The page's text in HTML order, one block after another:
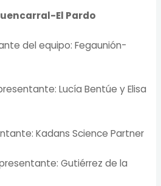
El Pardo
del equipo: Fegaunión-
Lucía Bentúe y Elisa
Kadans Science Partner
Gutiérrez de la